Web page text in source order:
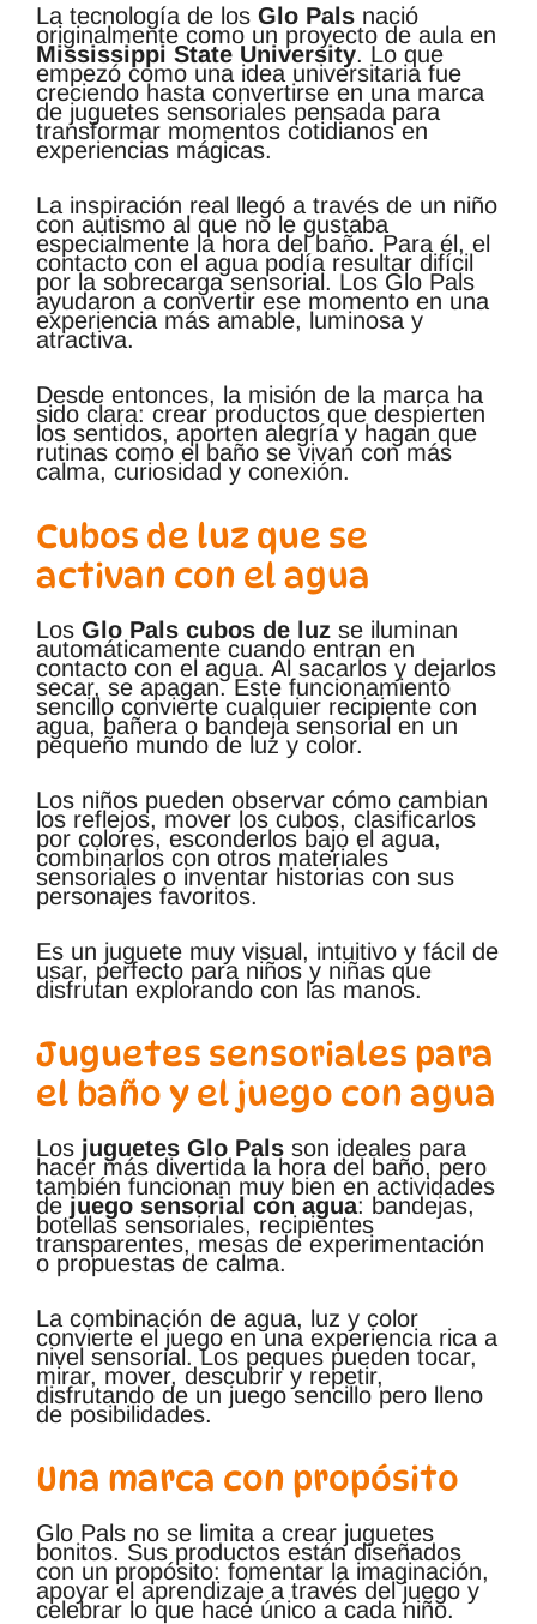
página
de
producto
La tecnología de los Glo Pals nació
originalmente como un proyecto de aula en
Mississippi State University. Lo que
empezó como una idea universitaria fue
creciendo hasta convertirse en una marca
de juguetes sensoriales pensada para
transformar momentos cotidianos en
experiencias mágicas.
La inspiración real llegó a través de un niño
con autismo al que no le gustaba
especialmente la hora del baño. Para él, el
contacto con el agua podía resultar difícil
por la sobrecarga sensorial. Los Glo Pals
ayudaron a convertir ese momento en una
experiencia más amable, luminosa y
atractiva.
Desde entonces, la misión de la marca ha
sido clara: crear productos que despierten
los sentidos, aporten alegría y hagan que
rutinas como el baño se vivan con más
calma, curiosidad y conexión.
Cubos de luz que se
activan con el agua
Los Glo Pals cubos de luz se iluminan
automáticamente cuando entran en
contacto con el agua. Al sacarlos y dejarlos
secar, se apagan. Este funcionamiento
sencillo convierte cualquier recipiente con
agua, bañera o bandeja sensorial en un
pequeño mundo de luz y color.
Los niños pueden observar cómo cambian
los reflejos, mover los cubos, clasificarlos
por colores, esconderlos bajo el agua,
combinarlos con otros materiales
sensoriales o inventar historias con sus
personajes favoritos.
Es un juguete muy visual, intuitivo y fácil de
usar, perfecto para niños y niñas que
disfrutan explorando con las manos.
Juguetes sensoriales para
el baño y el juego con agua
Los juguetes Glo Pals son ideales para
hacer más divertida la hora del baño, pero
también funcionan muy bien en actividades
de juego sensorial con agua: bandejas,
botellas sensoriales, recipientes
transparentes, mesas de experimentación
o propuestas de calma.
La combinación de agua, luz y color
convierte el juego en una experiencia rica a
nivel sensorial. Los peques pueden tocar,
mirar, mover, descubrir y repetir,
disfrutando de un juego sencillo pero lleno
de posibilidades.
Una marca con propósito
Glo Pals no se limita a crear juguetes
bonitos. Sus productos están diseñados
con un propósito: fomentar la imaginación,
apoyar el aprendizaje a través del juego y
celebrar lo que hace único a cada niño.